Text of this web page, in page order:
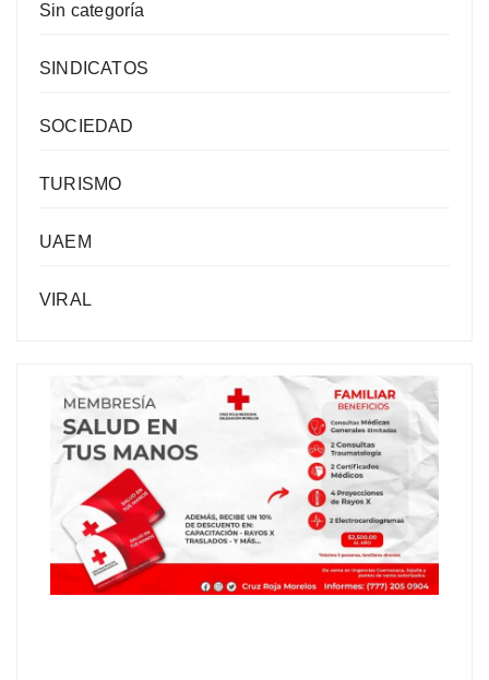
Sin categoría
SINDICATOS
SOCIEDAD
TURISMO
UAEM
VIRAL